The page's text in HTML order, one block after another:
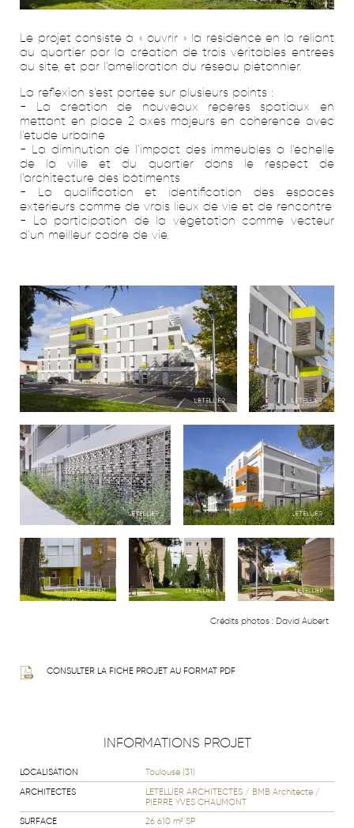
SANTÉ
TERTIAIRE
URBANISME & PAYSAGER
INTÉRIEURS
ACTUALITÉS
CONTACT
Le projet consiste à « ouvrir » la résidence en la reliant
au quartier par la création de trois véritables entrées
au site, et par l’amélioration du réseau piétonnier.
La réflexion s’est portée sur plusieurs points :
- La création de nouveaux repères spatiaux en
mettant en place 2 axes majeurs en cohérence avec
l’étude urbaine
- La diminution de l’impact des immeubles à l’échelle
de la ville et du quartier dans le respect de
l’architecture des bâtiments
- La qualification et identification des espaces
extérieurs comme de vrais lieux de vie et de rencontre
- La participation de la végétation comme vecteur
d’un meilleur cadre de vie.
Crédits photos : David Aubert
CONSULTER LA FICHE PROJET AU FORMAT PDF
INFORMATIONS PROJET
LOCALISATION
Toulouse (31)
ARCHITECTES
LETELLIER ARCHITECTES / BMB Architecte /
PIERRE YVES CHAUMONT
SURFACE
26 610 m² SP